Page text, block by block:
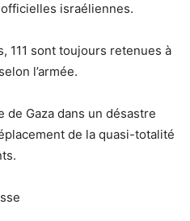
officielles israéliennes.
111 sont toujours retenues à
l’armée.
de Gaza dans un désastre
de la quasi-totalité